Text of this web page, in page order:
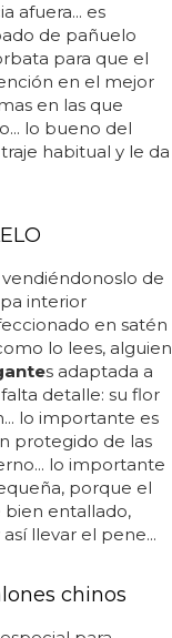
afuera... es
de pañuelo
para que el
en el mejor
en las que
lo bueno del
habitual y le da
de
interior
en satén
lo lees, alguien
s adaptada a
detalle: su flor
lo importante es
protegido de las
lo importante
porque el
entallado,
llevar el pene...
chinos